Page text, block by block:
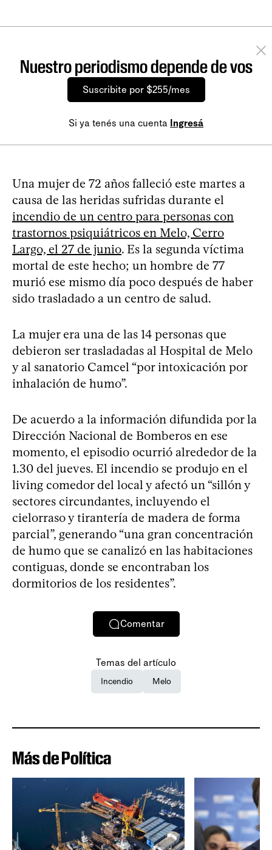
Nuestro periodismo depende de vos
Suscribite por $255/mes
Si ya tenés una cuenta Ingresá
Una mujer de 72 años falleció este martes a
causa de las heridas sufridas durante el
incendio de un centro para personas con
trastornos psiquiátricos en Melo, Cerro
Largo, el 27 de junio. Es la segunda víctima
mortal de este hecho; un hombre de 77
murió ese mismo día poco después de haber
sido trasladado a un centro de salud.
La mujer era una de las 14 personas que
debieron ser trasladadas al Hospital de Melo
y al sanatorio Camcel “por intoxicación por
inhalación de humo”.
De acuerdo a la información difundida por la
Dirección Nacional de Bomberos en ese
momento, el episodio ocurrió alrededor de la
1.30 del jueves. El incendio se produjo en el
living comedor del local y afectó un “sillón y
sectores circundantes, incluyendo el
cielorraso y tirantería de madera de forma
parcial”, generando “una gran concentración
de humo que se canalizó en las habitaciones
contiguas, donde se encontraban los
dormitorios de los residentes”.
Comentar
Temas del artículo
Incendio Melo
Más de Política